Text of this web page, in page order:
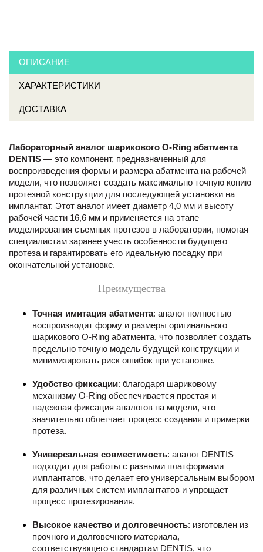
ОПИСАНИЕ
ХАРАКТЕРИСТИКИ
ДОСТАВКА
Лабораторный аналог шарикового O-Ring абатмента
DENTIS — это компонент, предназначенный для
воспроизведения формы и размера абатмента на рабочей
модели, что позволяет создать максимально точную копию
протезной конструкции для последующей установки на
имплантат. Этот аналог имеет диаметр 4,0 мм и высоту
рабочей части 16,6 мм и применяется на этапе
моделирования съемных протезов в лаборатории, помогая
специалистам заранее учесть особенности будущего
протеза и гарантировать его идеальную посадку при
окончательной установке.
Преимущества
Точная имитация абатмента: аналог полностью
воспроизводит форму и размеры оригинального
шарикового O-Ring абатмента, что позволяет создать
предельно точную модель будущей конструкции и
минимизировать риск ошибок при установке.
Удобство фиксации: благодаря шариковому
механизму O-Ring обеспечивается простая и
надежная фиксация аналогов на модели, что
значительно облегчает процесс создания и примерки
протеза.
Универсальная совместимость: аналог DENTIS
подходит для работы с разными платформами
имплантатов, что делает его универсальным выбором
для различных систем имплантатов и упрощает
процесс протезирования.
Высокое качество и долговечность: изготовлен из
прочного и долговечного материала,
соответствующего стандартам DENTIS, что